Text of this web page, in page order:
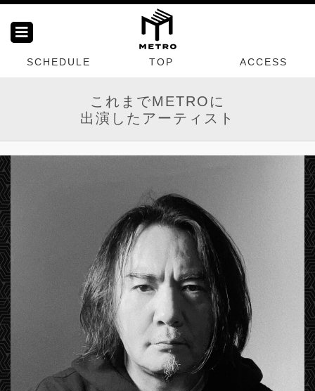
SCHEDULE TOP ACCESS
これまでMETROに
出演したアーティスト